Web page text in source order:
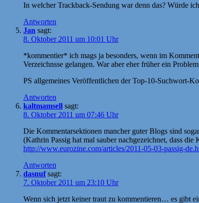
In welcher Trackback-Sendung war denn das? Würde
Antworten
Jan sagt:
8. Oktober 2011 um 10:01 Uhr
*kommentier* ich mags ja besonders, wenn im
Verzeichnsse gelangen. War aber eher früher ein
PS allgemeines Veröffentlichen der Top-10-Suchwort-
Antworten
kaltmamsell sagt:
8. Oktober 2011 um 07:46 Uhr
Die Kommentarsektionen mancher guter Blogs sind
(Kathrin Passig hat mal sauber nachgezeichnet, dass
http://www.eurozine.com/articles/2011-05-03-passig-
Antworten
dasnuf sagt:
7. Oktober 2011 um 23:10 Uhr
Wenn sich jetzt keiner traut zu kommentieren… es gibt